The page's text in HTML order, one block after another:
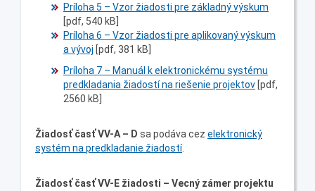
Príloha 5 – Vzor žiadosti pre základný výskum
[pdf, 540 kB]
Príloha 6 – Vzor žiadosti pre aplikovaný výskum
a vývoj [pdf, 381 kB]
Príloha 7 – Manuál k elektronickému systému
predkladania žiadostí na riešenie projektov [pdf,
2560 kB]
Žiadosť časť VV-A – D sa podáva cez elektronický
systém na predkladanie žiadostí.
Žiadosť časť VV- E žiadosti – Vecný zámer projektu